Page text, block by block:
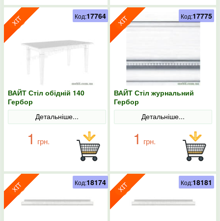
ВАЙТ Стіл обідній 140
Гербор
Детальніше...
1 грн.
Код:17764
ВАЙТ Стіл журнальний
Гербор
Детальніше...
1 грн.
Код:17775
Код:18174 Код:18181